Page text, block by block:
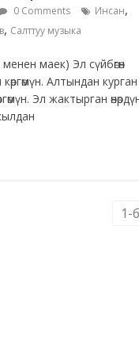
0 Comments Инсан,
, Салттуу музыка
маек) Эл сүйбөгөн
Алтындан курган
Эл жактырган
1-